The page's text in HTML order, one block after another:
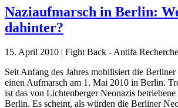
Naziaufmarsch in Berlin:
dahinter?
15. April 2010 | Fight Back - Antifa
Seit Anfang des Jahres mobilisiert die
einen Aufmarsch am 1. Mai 2010 in Berlin.
ist das von Lichtenberger Neonazis
Berlin. Es scheint, als würden die Berliner